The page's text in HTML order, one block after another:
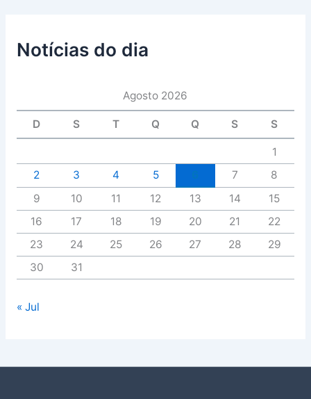
Notícias do dia
Agosto 2026
D S T Q Q S S
1
2
3 4 5 7
8
9
10 11 12 13 14
15
16
17 18 19 20 21
22
23
24 25 26 27 28
29
30
31
« Jul